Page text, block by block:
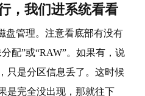
，我们进系统看看
管理。注意看底部有没有
配”或“RAW”。如果有，说
只是分区信息丢了。这时候
是完全没出现，那就往下